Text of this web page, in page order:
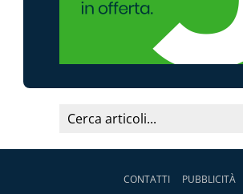
CONTATTI PUBBLICITÀ